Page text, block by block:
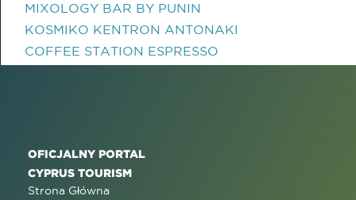
MIXOLOGY BAR BY PUNIN
KOSMIKO KENTRON ANTONAKI
COFFEE STATION ESPRESSO
OFICJALNY PORTAL
CYPRUS TOURISM
Strona Główna